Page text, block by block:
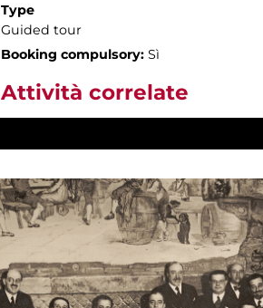
Type
Guided tour
Booking compulsory: Sì
Attività correlate